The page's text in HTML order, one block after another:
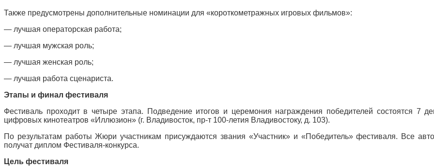
Также предусмотрены дополнительные номинации для «короткометражных игровых фильмов»:
— лучшая операторская работа;
— лучшая мужская роль;
— лучшая женская роль;
— лучшая работа сценариста.
Этапы и финал фестиваля
Фестиваль проходит в четыре этапа. Подведение итогов и церемония награждения победителей состоятся 7
цифровых кинотеатров «Иллюзион» (г. Владивосток, пр-т 100-летия Владивостоку, д. 103).
По результатам работы Жюри участникам присуждаются звания «Участник» и «Победитель» фестиваля. Все
получат диплом Фестиваля-конкурса.
Цель фестиваля